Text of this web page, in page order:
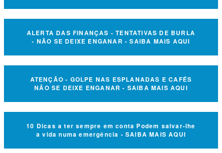
ALERTA DAS FINANÇAS - TENTATIVAS DE BURLA
- NÃO SE DEIXE ENGANAR - SAIBA MAIS AQUI
ATENÇÃO - GOLPE NAS ESPLANADAS E CAFÉS
NÃO SE DEIXE ENGANAR - SAIBA MAIS AQUI
10 Dicas a ter sempre em conta Podem salvar-lhe
a vida numa emergência - SAIBA MAIS AQUI